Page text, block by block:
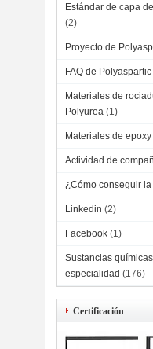
Estándar de capa
(2)
Proyecto de
FAQ de Polyaspartic
Materiales de
Polyurea (1)
Materiales de epoxy
Actividad de
¿Cómo conseguir
Linkedin (2)
Facebook (1)
Sustancias
especialidad (176)
Certificación